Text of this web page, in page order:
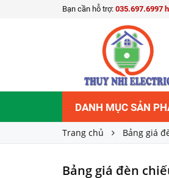
Bạn cần hỗ trợ: 035.697.6997
DANH MỤC SẢN
Trang chủ Bảng giá
Bảng giá đèn